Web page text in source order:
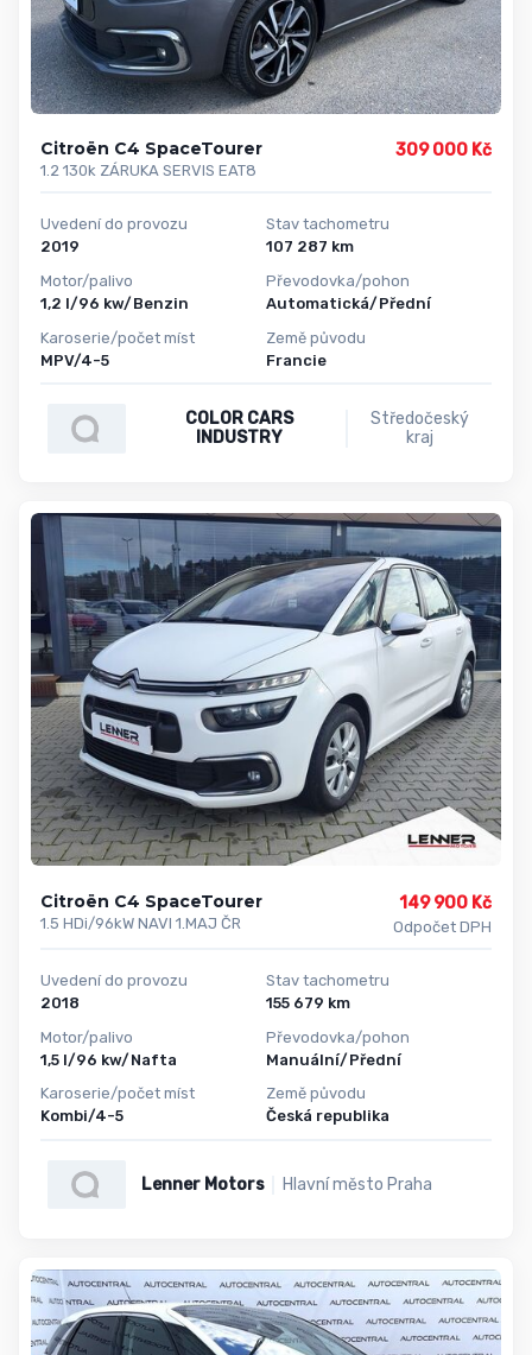
Citroën C4 SpaceTourer
1.2 130k ZÁRUKA SERVIS EAT8
309 000 Kč
Uvedení do provozu
2019
Motor/palivo
1,2 l/96 kw/Benzin
Karoserie/počet míst
MPV/4-5
Stav tachometru
107 287 km
Převodovka/pohon
Automatická/Přední
Země původu
Francie
COLOR CARS
INDUSTRY
Středočeský
kraj
Citroën C4 SpaceTourer
1.5 HDi/96kW NAVI 1.MAJ ČR
149 900 Kč
Odpočet DPH
Uvedení do provozu
2018
Motor/palivo
1,5 l/96 kw/Nafta
Karoserie/počet míst
Kombi/4-5
Stav tachometru
155 679 km
Převodovka/pohon
Manuální/Přední
Země původu
Česká republika
Lenner Motors Hlavní město Praha